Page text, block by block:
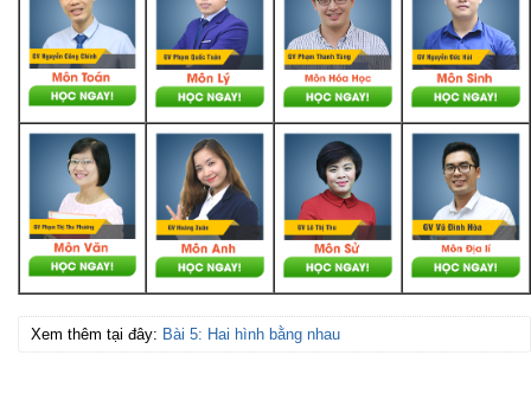
Xem thêm tại đây: Bài 5: Hai hình bằng nhau